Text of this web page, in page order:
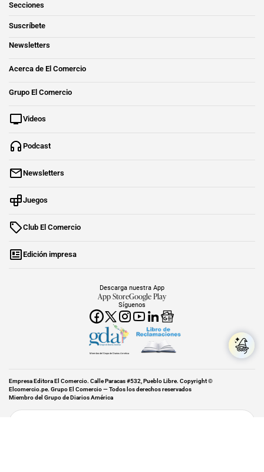
Secciones
Suscríbete
Newsletters
Acerca de El Comercio
Grupo El Comercio
Videos
Podcast
Newsletters
Juegos
Club El Comercio
Edición impresa
Síguenos
Descarga nuestra App
App StoreGoogle Play
Miembro del Grupo de Diarios América
Empresa Editora El Comercio. Calle Paracas #532, Pueblo Libre. Copyright ©
Elcomercio.pe. Grupo El Comercio — Todos los derechos reservados
Miembro del Grupo de Diarios América